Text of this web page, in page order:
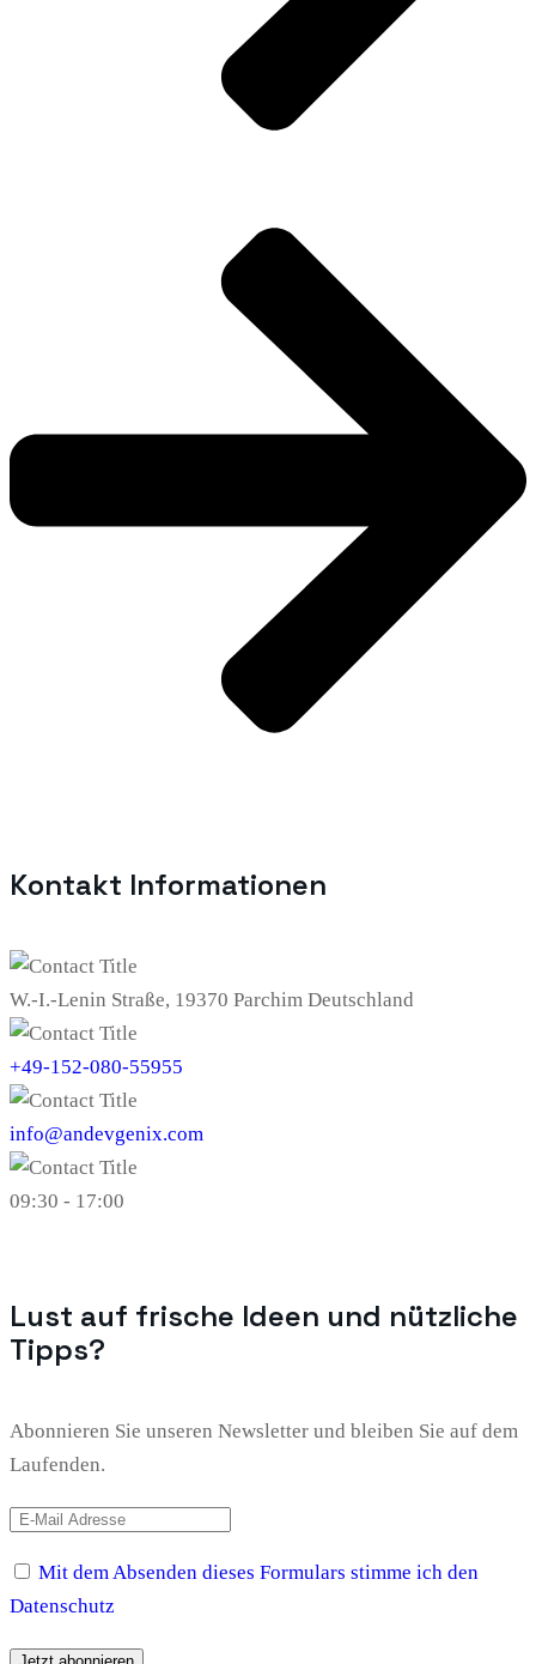
Kontakt Informationen
W.-I.-Lenin Straße, 19370 Parchim Deutschland
+49-152-080-55955
info@andevgenix.com
09:30 - 17:00
Lust auf frische Ideen und nützliche
Tipps?
Abonnieren Sie unseren Newsletter und bleiben Sie auf dem
Laufenden.
Mit dem Absenden dieses Formulars stimme ich den
Datenschutz